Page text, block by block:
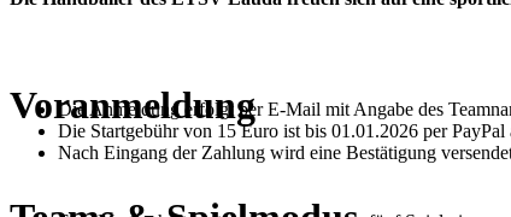
Voranmeldung
Die Anmeldung erfolgt per E-Mail mit Angabe des
Die Startgebühr von 15 Euro ist bis 01.01.2026 per PayPal
Nach Eingang der Zahlung wird eine Bestätigung